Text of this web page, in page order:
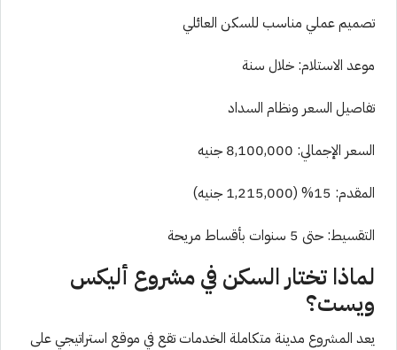
تصميم عملي مناسب للسكن العائلي
موعد الاستلام: خلال سنة
تفاصيل السعر ونظام السداد
السعر الإجمالي: 8,100,000 جنيه
المقدم: 15% (1,215,000 جنيه)
التقسيط: حتى 5 سنوات بأقساط مريحة
لماذا تختار السكن في مشروع أليكس
ويست؟
يعد المشروع مدينة متكاملة الخدمات تقع في موقع استراتيجي على